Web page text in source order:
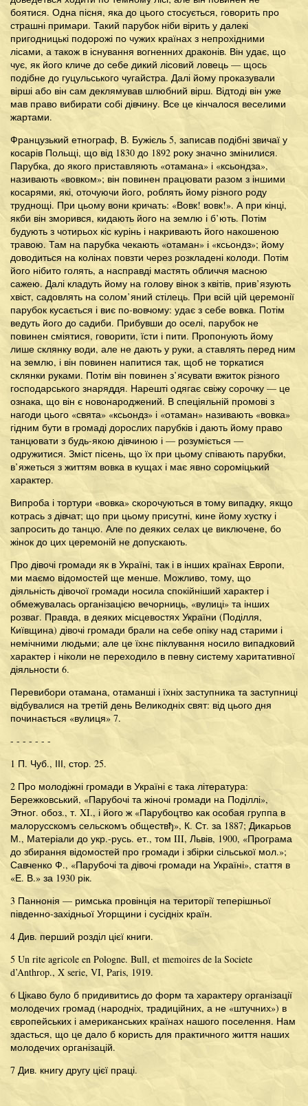
боятися. Одна пісня, яка до цього стосується, говорить про
страшні примари. Такий парубок ніби вірить у далекі
пригодницькі подорожі по чужих країнах з непрохідними
лісами, а також в існування вогненних драконів. Він удає, що
чує, як його кличе до себе дикий лісовий ловець — щось
подібне до гуцульського чугайстра. Далі йому проказували
вірші або він сам деклямував шлюбний вірш. Відтоді він уже
мав право вибирати собі дівчину. Все це кінчалося веселими
жартами.
Французький етнограф, В. Бужієль 5, записав подібні звичаї у
косарів Польщі, що від 1830 до 1892 року значно змінилися.
Парубка, до якого приставляють «отамана» і «ксьондза»,
називають «вовком»; він повинен працювати разом з іншими
косарями, які, оточуючи його, роблять йому різного роду
труднощі. При цьому вони кричать: «Вовк! вовк!». А при кінці,
якби він зморився, кидають його на землю і б’ють. Потім
будують з чотирьох кіс курінь і накривають його накошеною
травою. Там на парубка чекають «отаман» і «ксьондз»; йому
доводиться на колінах повзти через розкладені колоди. Потім
його нібито голять, а насправді мастять обличчя масною
сажею. Далі кладуть йому на голову вінок з квітів, прив’язують
хвіст, садовлять на солом’яний стілець. При всій цій церемонії
парубок кусається і виє по-вовчому: удає з себе вовка. Потім
ведуть його до садиби. Прибувши до оселі, парубок не
повинен сміятися, говорити, їсти і пити. Пропонують йому
лише склянку води, але не дають у руки, а ставлять перед ним
на землю, і він повинен напитися так, щоб не торкатися
склянки руками. Потім він повинен з’ясувати вжиток різного
господарського знаряддя. Нарешті одягає свіжу сорочку — це
ознака, що він є новонароджений. В спеціяльній промові з
нагоди цього «свята» «ксьондз» і «отаман» називають «вовка»
гідним бути в громаді дорослих парубків і дають йому право
танцювати з будь-якою дівчиною і — розуміється —
одружитися. Зміст пісень, що їх при цьому співають парубки,
в’яжеться з життям вовка в кущах і має явно сороміцький
характер.
Випроба і тортури «вовка» скорочуються в тому випадку, якщо
котрась з дівчат; що при цьому присутні, кине йому хустку і
запросить до танцю. Але по деяких селах це виключене, бо
жінок до цих церемоній не допускають.
Про дівочі громади як в Україні, так і в інших країнах Европи,
ми маємо відомостей ще менше. Можливо, тому, що
діяльність дівочої громади носила спокійніший характер і
обмежувалась організацією вечорниць, «вулиці» та інших
розваг. Правда, в деяких місцевостях України (Поділля,
Київщина) дівочі громади брали на себе опіку над старими і
немічними людьми; але це їхнє піклування носило випадковий
характер і ніколи не переходило в певну систему харитативної
діяльности 6.
Перевибори отамана, отаманші і їхніх заступника та заступниці
відбувалися на третій день Великодніх свят: від цього дня
починається «вулиця» 7.
- - - - - - -
1 П. Чуб., ІІІ, стор. 25.
2 Про молодіжні громади в Україні є така література:
Бережковський, «Парубочі та жіночі громади на Поділлі»,
Этног. обоз., т. XI., і його ж «Парубоцтво как особая группа в
малорусскомъ сельскомъ обществђ», К. Ст. за 1887; Дикарьов
М., Матеріали до укр.-русь. ет., том III, Львів, 1900, «Програма
до збирання відомостей про громади і збірки сільської мол.»;
Савченко Ф., «Парубочі та дівочі громади на Україні», стаття в
«Е. В.» за 1930 рік.
3 Паннонія — римська провінція на території теперішньої
південно-західньої Угорщини і сусідніх країн.
4 Див. перший розділ цієї книги.
5 Un rite agricole en Pologne. Bull, et memoires de la Societe
d’Anthrop., X serie, VI, Paris, 1919.
6 Цікаво було б придивитись до форм та характеру організації
молодечих громад (народніх, традиційних, а не «штучних») в
європейських і американських країнах нашого поселення. Нам
здасться, що це дало б користь для практичного життя наших
молодечих організацій.
7 Див. книгу другу цієї праці.